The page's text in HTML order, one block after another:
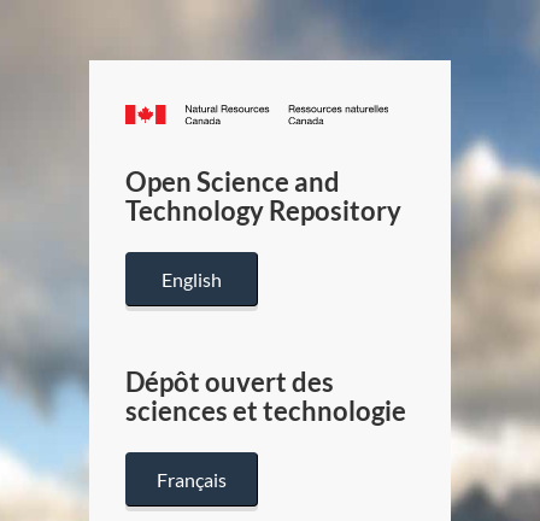
Canada.ca
/
Canada
Open Science and
Technology Repository
English
Dépôt ouvert des
sciences et technologie
Français